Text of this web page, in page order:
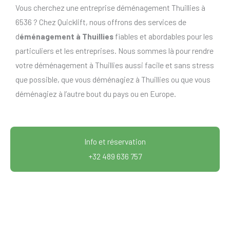
Vous cherchez une entreprise déménagement Thuillies à
6536 ? Chez Quicklift, nous offrons des services de
déménagement à Thuillies fiables et abordables pour les
particuliers et les entreprises. Nous sommes là pour rendre
votre déménagement à Thuillies aussi facile et sans stress
que possible, que vous déménagiez à Thuillies ou que vous
déménagiez à l’autre bout du pays ou en Europe.
Info et réservation
+32 489 636 757